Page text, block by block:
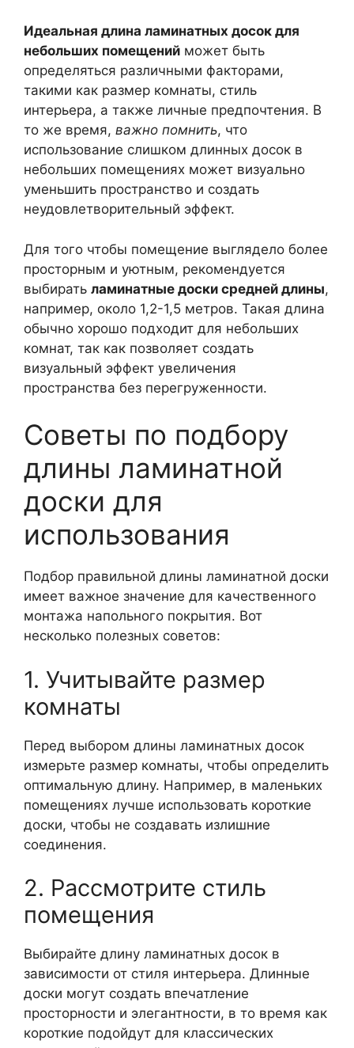
Идеальная длина ламинатных досок для
небольших помещений может быть
определяться различными факторами,
такими как размер комнаты, стиль
интерьера, а также личные предпочтения. В
то же время, важно помнить, что
использование слишком длинных досок в
небольших помещениях может визуально
уменьшить пространство и создать
неудовлетворительный эффект.
Для того чтобы помещение выглядело более
просторным и уютным, рекомендуется
выбирать ламинатные доски средней длины,
например, около 1,2-1,5 метров. Такая длина
обычно хорошо подходит для небольших
комнат, так как позволяет создать
визуальный эффект увеличения
пространства без перегруженности.
Советы по подбору
длины ламинатной
доски для
использования
Подбор правильной длины ламинатной доски
имеет важное значение для качественного
монтажа напольного покрытия. Вот
несколько полезных советов:
1. Учитывайте размер
комнаты
Перед выбором длины ламинатных досок
измерьте размер комнаты, чтобы определить
оптимальную длину. Например, в маленьких
помещениях лучше использовать короткие
доски, чтобы не создавать излишние
соединения.
2. Рассмотрите стиль
помещения
Выбирайте длину ламинатных досок в
зависимости от стиля интерьера. Длинные
доски могут создать впечатление
просторности и элегантности, в то время как
короткие подойдут для классических